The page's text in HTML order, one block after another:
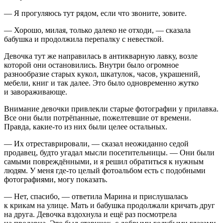
— Я прогуляюсь тут рядом, если что звоните, зовите.
— Хорошо, милая, только далеко не отходи, — сказала
бабушка и продолжила перепалку с невесткой.
Девочка тут же направилась в антикварную лавку, возле
которой они остановились. Внутри было огромное
разнообразие старых кукол, шкатулок, часов, украшений,
мебели, книг и так далее. Это было одновременно жутко
и завораживающе.
Внимание девочки привлекли старые фотографии у прилавка.
Все они были потрёпанные, пожелтевшие от времени.
Правда, какие-то из них были целее остальных.
— Их отреставрировали, — сказал неожиданно седой
продавец, будто угадал мысли посетительницы. — Они были
самыми повреждёнными, и я решил обратиться к нужным
людям. У меня где-то целый фотоальбом есть с подобными
фотографиями, могу показать.
— Нет, спасибо, — ответила Марина и прислушалась
к крикам на улице. Мать и бабушка продолжали кричать друг
на друга. Девочка вздохнула и ещё раз посмотрела